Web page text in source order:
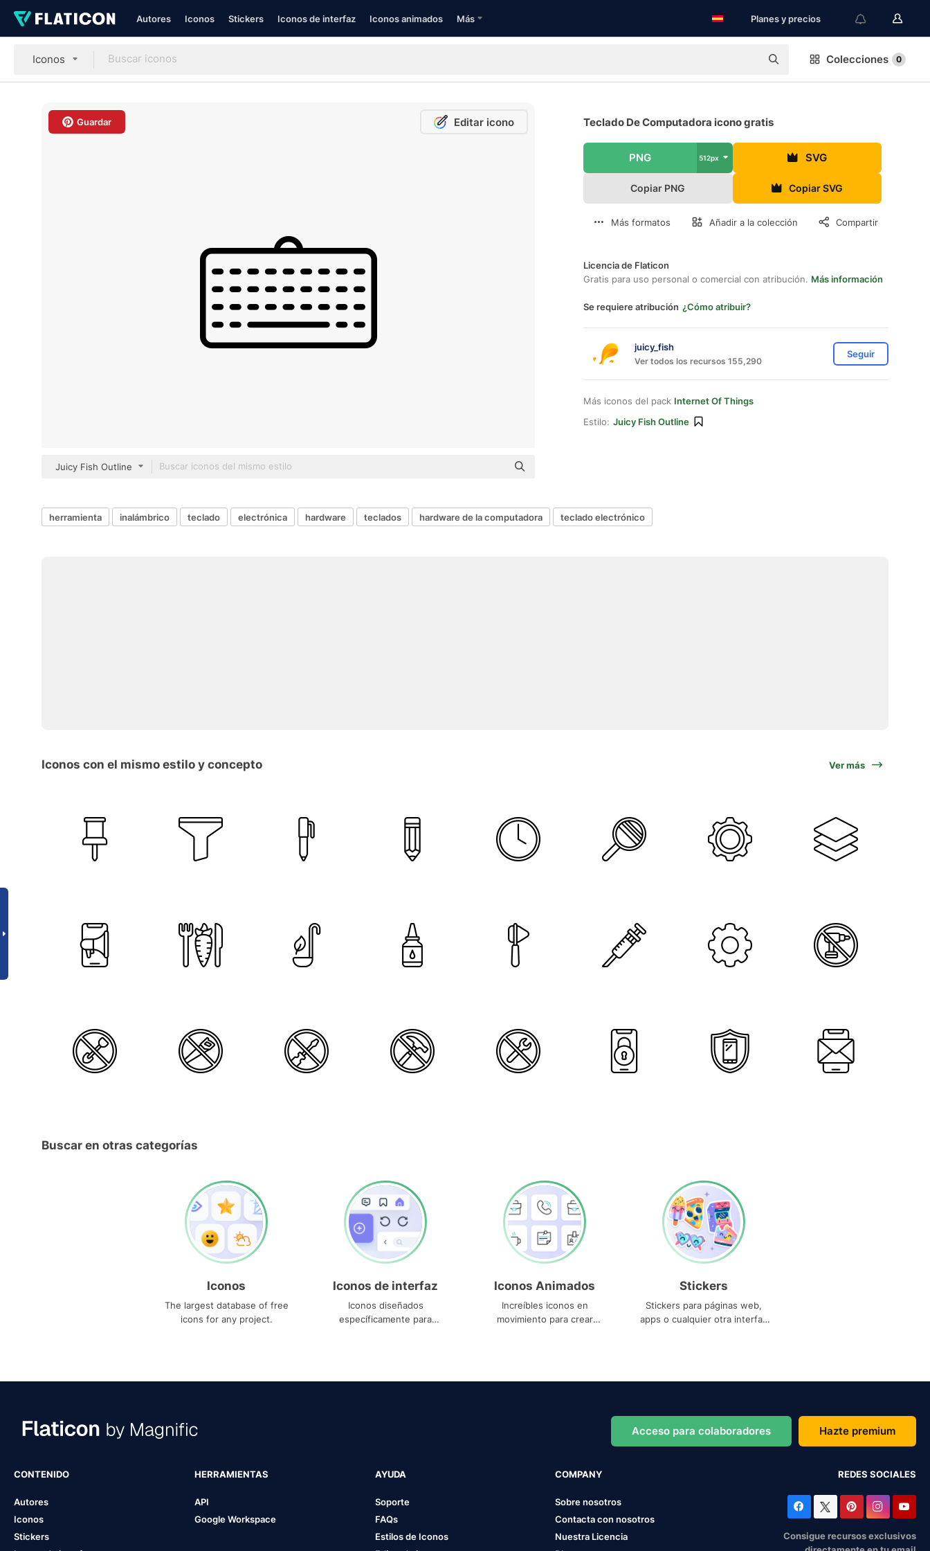
Autores Iconos Stickers Iconos de interfaz Iconos animados Más Planes y precios
Iconos Colecciones 0
Guardar Editar icono
Juicy Fish Outline
Teclado De Computadora icono gratis
PNG 512px SVG
Copiar PNG Copiar SVG
Más formatos Añadir a la colección Compartir
Licencia de Flaticon
Gratis para uso personal o comercial con atribución. Más información
Se requiere atribución ¿Cómo atribuir?
juicy_fish
Ver todos los recursos 155,290
Seguir
Más iconos del pack Internet Of Things
Estilo: Juicy Fish Outline
herramienta inalámbrico teclado electrónica hardware teclados hardware de la computadora teclado electrónico
Iconos con el mismo estilo y concepto Ver más
Buscar en otras categorías
Iconos
The largest database of free
icons for any project.
Iconos de interfaz
Iconos diseñados
específicamente para
Iconos Animados
Increíbles iconos en
movimiento para crear
Stickers
Stickers para páginas web,
apps o cualquier otra interfaz
Acceso para colaboradores Hazte premium
CONTENIDO
Autores
Iconos
Stickers
HERRAMIENTAS
API
Google Workspace
AYUDA
Soporte
FAQs
Estilos de Iconos
COMPANY
Sobre nosotros
Contacta con nosotros
Nuestra Licencia
REDES SOCIALES
Consigue recursos exclusivos